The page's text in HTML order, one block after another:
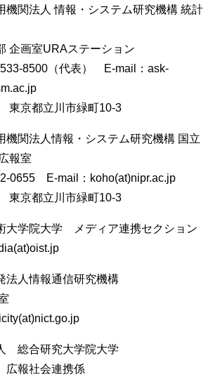
機関法人 情報・システム研究機構 統計
企画室URAステーション
8500（代表） E-mail：ask-
東京都立川市緑町10-3
機関法人情報・システム研究機構 国立
報室
0655 E-mail：koho(at)nipr.ac.jp
東京都立川市緑町10-3
大学院大学 メディア連携セクション
法人情報通信研究機構
総合研究大学院大学
報社会連携係